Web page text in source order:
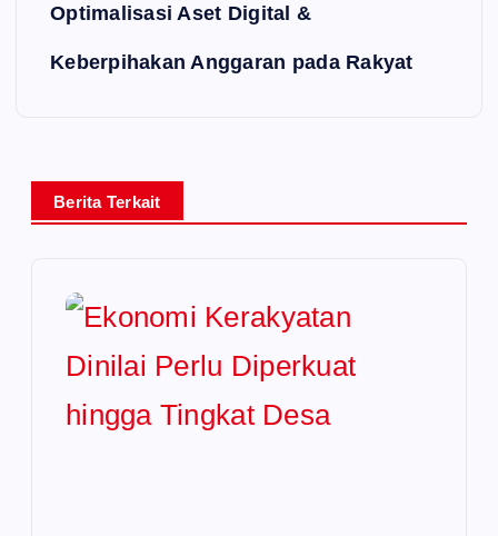
Optimalisasi Aset Digital &
Keberpihakan Anggaran pada Rakyat
Berita Terkait